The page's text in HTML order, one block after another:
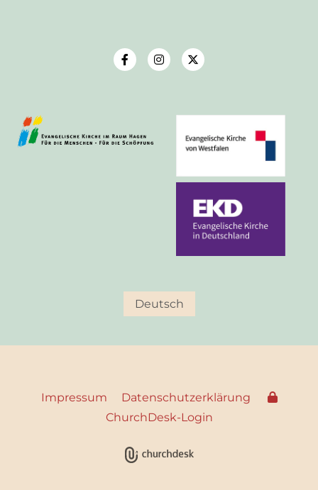
Deutsch
Impressum
Datenschutzerklärung
ChurchDesk-Login